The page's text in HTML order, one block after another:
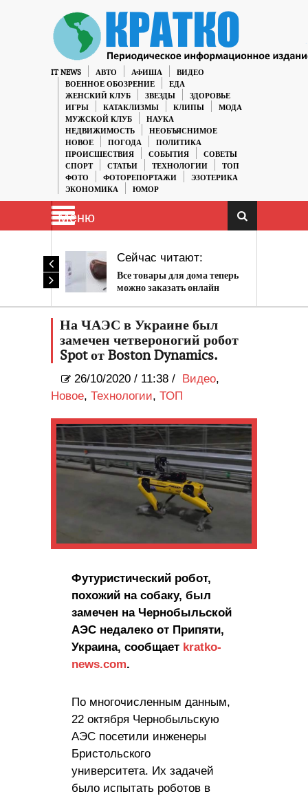
IT NEWS АВТО АФИША
ВИДЕО
ВОЕННОЕ ОБОЗРЕНИЕ
ЕДА
ЖЕНСКИЙ КЛУБ
ЗВЕЗДЫ
ЗДОРОВЬЕ
ИГРЫ
КАТАКЛИЗМЫ КЛИПЫ
МОДА
МУЖСКОЙ КЛУБ
НАУКА
НЕДВИЖИМОСТЬ
НЕОБЪЯСНИМОЕ
НОВОЕ
ПОГОДА
ПОЛИТИКА
ПРОИСШЕСТВИЯ
СОБЫТИЯ
СОВЕТЫ
СПОРТ
СТАТЬИ ТЕХНОЛОГИИ
ТОП
ФОТО
ФОТОРЕПОРТАЖИ
ЭЗОТЕРИКА
ЭКОНОМИКА
ЮМОР
Меню
Сейчас читают:
Все товары для дома теперь
можно заказать онлайн
На ЧАЭС в Украине был
замечен четвероногий робот
Spot от Boston Dynamics.
26/10/2020 / 11:38 / Видео,
Новое, Технологии, ТОП
Футуристический робот,
похожий на собаку, был
замечен на Чернобыльской
АЭС недалеко от Припяти,
Украина, сообщает kratko-
news.com.
По многочисленным данным,
22 октября Чернобыльскую
АЭС посетили инженеры
Бристольского
университета. Их задачей
было испытать роботов в